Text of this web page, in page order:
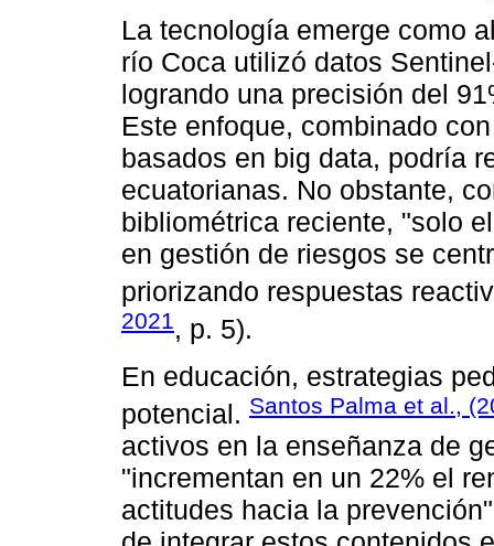
La tecnología emerge como
río Coca utilizó datos
logrando una precisión del
Este enfoque, combinado
basados en big data, podría
ecuatorianas. No obstante,
bibliométrica reciente, "solo
en gestión de riesgos se
priorizando respuestas
2021, p. 5).
En educación, estrategias
potencial. Santos Palma et al.,
activos en la enseñanza de
"incrementan en un 22% el
actitudes hacia la